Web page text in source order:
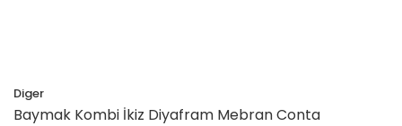
Diger
Baymak Kombi İkiz Diyafram Mebran Conta